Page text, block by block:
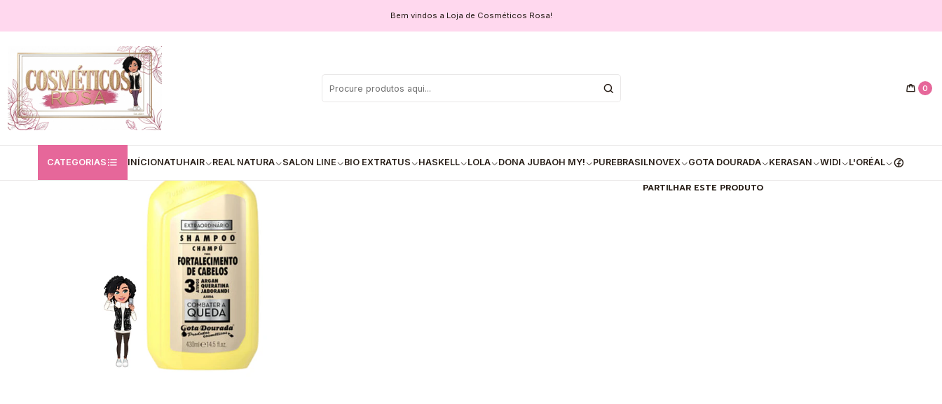
0
CATEGORIAS INÍCIONATUHAIR REAL NATURA SALON LINE BIO EXTRATUS HASKELL LOLA DONA JUBAOH MY! PUREBRASILNOVEX GOTA DOURADA KERASAN WIDI L'ORÉAL
Bem vindos a Loja de Cosméticos Rosa!
✅Champô 3 Ativos Argan Queratina
Mostrar stock das localizações
PARTILHAR ESTE PRODUTO